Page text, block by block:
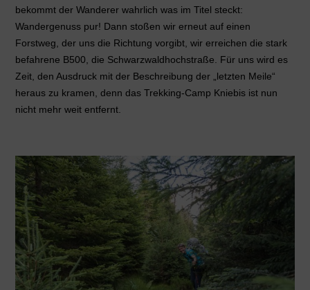
bekommt der Wanderer wahrlich was im Titel steckt:
Wandergenuss pur! Dann stoßen wir erneut auf einen
Forstweg, der uns die Richtung vorgibt, wir erreichen die stark
befahrene B500, die Schwarzwaldhochstraße. Für uns wird es
Zeit, den Ausdruck mit der Beschreibung der „letzten Meile“
heraus zu kramen, denn das Trekking-Camp Kniebis ist nun
nicht mehr weit entfernt.